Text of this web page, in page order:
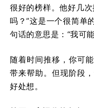
很好的榜样。他好几
吗？”这是一个很简单
句话的意思是：“我可
随着时间推移，你可
带来帮助。但现阶段
好处想。